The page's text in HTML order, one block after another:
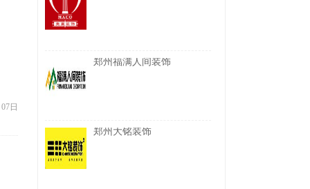
日
郑州福满人间装饰
郑州大铭装饰